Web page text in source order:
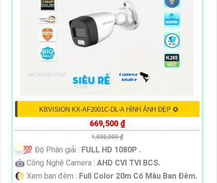
KBVISION KX-AF2001C-DL-A HÌNH ẢNH ĐẸP ✪
669,500 ₫
1,030,000 ₫
💯 Độ Phân giải : FULL HD 1080P .
🤖️ Công Nghệ Camera : AHD CVI TVI BCS.
🌔 Xem ban đêm : Full Color 20m Có Màu Ban Ðêm.